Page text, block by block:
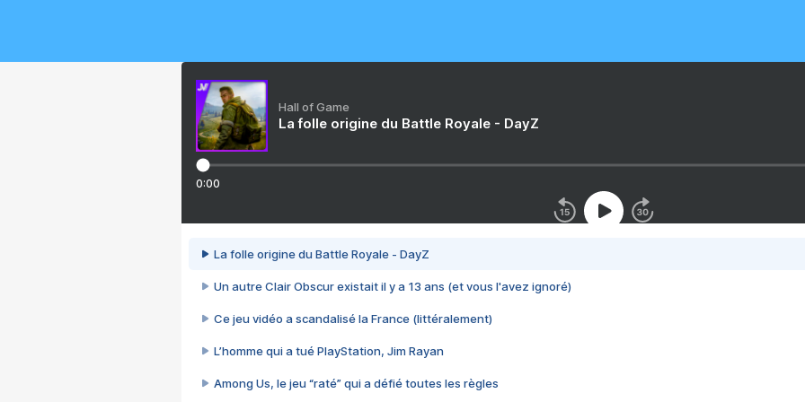
Hall of Game
La folle origine du Battle Royale - DayZ
0:00
La folle origine du Battle Royale - DayZ
Un autre Clair Obscur existait il y a 13 ans (et vous l'avez ignoré)
Ce jeu vidéo a scandalisé la France (littéralement)
L’homme qui a tué PlayStation, Jim Rayan
Among Us, le jeu “raté” qui a défié toutes les règles